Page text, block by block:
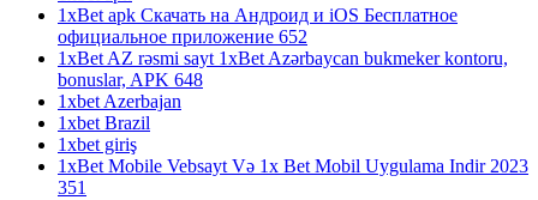
1xBet apk Скачать на Андроид и iOS Бесплатное
официальное приложение 652
1xBet AZ rəsmi sayt 1xBet Azərbaycan bukmeker kontoru,
bonuslar, APK 648
1xbet Azerbajan
1xbet Brazil
1xbet giriş
1xBet Mobile Vebsayt Və 1x Bet Mobil Uygulama Indir 2023
351